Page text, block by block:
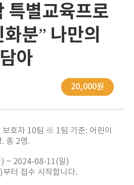
특별교육프로
분” 나만의
아
20,000원
호자 10팀 ※ 1팀 기준: 어린이
총 2명.
~ 2024-08-11(일)
터 접수 시작합니다.